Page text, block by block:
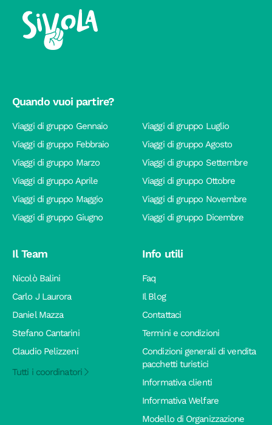
Quando vuoi partire?
Viaggi di gruppo Gennaio
Viaggi di gruppo Febbraio
Viaggi di gruppo Marzo
Viaggi di gruppo Aprile
Viaggi di gruppo Maggio
Viaggi di gruppo Giugno
Viaggi di gruppo Luglio
Viaggi di gruppo Agosto
Viaggi di gruppo Settembre
Viaggi di gruppo Ottobre
Viaggi di gruppo Novembre
Viaggi di gruppo Dicembre
Il Team
Nicolò Balini
Carlo J Laurora
Daniel Mazza
Stefano Cantarini
Claudio Pelizzeni
Tutti i coordinatori
Info utili
Faq
Il Blog
Contattaci
Termini e condizioni
Condizioni generali di vendita
pacchetti turistici
Informativa clienti
Informativa Welfare
Modello di Organizzazione